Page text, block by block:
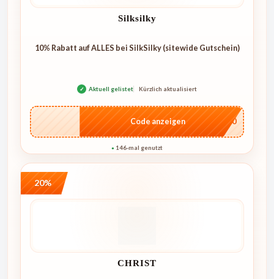
Silksilky
10% Rabatt auf ALLES bei SilkSilky (sitewide Gutschein)
✓ Aktuell gelistet Kürzlich aktualisiert
…NT10
Code anzeigen
● 146-mal genutzt
20%
CHRIST